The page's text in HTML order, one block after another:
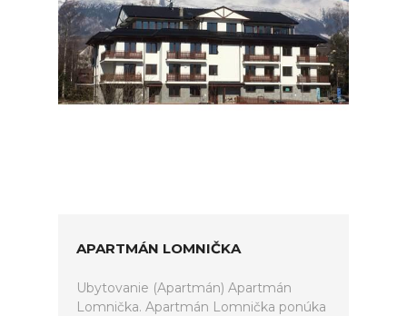
APARTMÁN LOMNIČKA
Ubytovanie (Apartmán) Apartmán
Lomnička. Apartmán Lomnička ponúka